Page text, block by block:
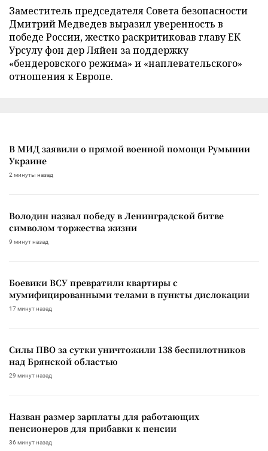
Заместитель председателя Совета безопасности
Дмитрий Медведев выразил уверенность в
победе России, жестко раскритиковав главу ЕК
Урсулу фон дер Ляйен за поддержку
«бендеровского режима» и «наплевательского»
отношения к Европе.
В МИД заявили о прямой военной помощи Румынии
Украине
2 минуты назад
Володин назвал победу в Ленинградской битве
символом торжества жизни
9 минут назад
Боевики ВСУ превратили квартиры с
мумифицированными телами в пункты дислокации
17 минут назад
Силы ПВО за сутки уничтожили 138 беспилотников
над Брянской областью
29 минут назад
Назван размер зарплаты для работающих
пенсионеров для прибавки к пенсии
36 минут назад